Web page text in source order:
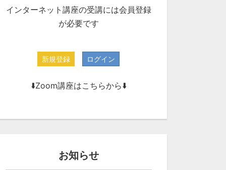
インターネット講座の受講には会員登録
が必要です
新規登録 ログイン
⬇️Zoom講座はこちらから⬇️
お知らせ